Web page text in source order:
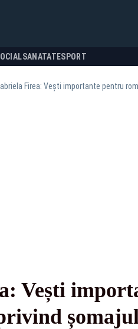
SANATATESPORT
Firea: Vești importante pentru
Vești